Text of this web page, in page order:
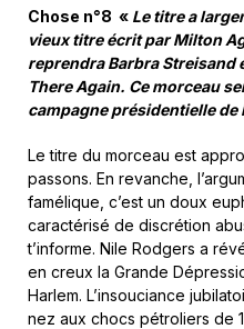
Chose n°8 « Le titre a
vieux titre écrit par Milton
reprendra Barbra Streisand
There Again. Ce morceau
campagne présidentielle de
Le titre du morceau est
passons. En revanche,
famélique, c’est un doux
caractérisé de discrétion
t’informe. Nile Rodgers a
en creux la Grande
Harlem. L’insouciance
nez aux chocs pétroliers de